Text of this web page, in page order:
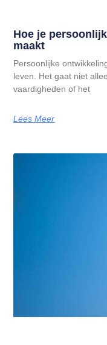
Hoe je
maakt
Persoonlijke
leven. Het gaat niet
vaardigheden of het
Lees Meer